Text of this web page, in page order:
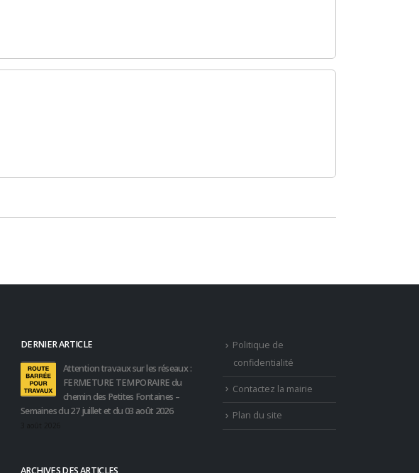
DERNIER ARTICLE
Attention travaux sur les réseaux :
FERMETURE TEMPORAIRE du
chemin des Petites Fontaines –
Semaines du 27 juillet et du 03 août 2026
Politique de
confidentialité
Contactez la mairie
Plan du site